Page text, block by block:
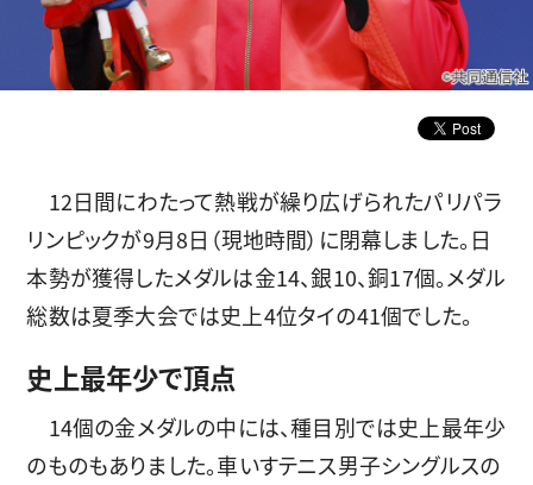
12日間にわたって熱戦が繰り広げられたパリパラ
リンピックが9月8日（現地時間）に閉幕しました。日
本勢が獲得したメダルは金14、銀10、銅17個。メダル
総数は夏季大会では史上4位タイの41個でした。
史上最年少で頂点
14個の金メダルの中には、種目別では史上最年少
のものもありました。車いすテニス男子シングルスの